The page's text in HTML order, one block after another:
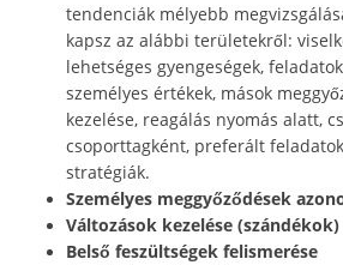
tendenciák mélyebb
kapsz az alábbi területekről:
lehetséges gyengeségek,
személyes értékek, mások
kezelése, reagálás nyomás alatt,
csoporttagként, preferált
stratégiák.
Személyes meggyőződések
Változások kezelése (szándékok)
Belső feszültségek felismerése